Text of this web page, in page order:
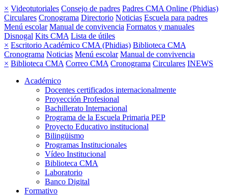
× Videotutoriales Consejo de padres Padres CMA Online (Phidias)
Circulares Cronograma Directorio Noticias Escuela para padres
Menú escolar Manual de convivencia Formatos y manuales
Disnogal Kits CMA Lista de útiles
× Escritorio Académico CMA (Phidias) Biblioteca CMA
Cronograma Noticias Menú escolar Manual de convivencia
× Biblioteca CMA Correo CMA Cronograma Circulares INEWS
Académico
Docentes certificados internacionalmente
Proyección Profesional
Bachillerato Internacional
Programa de la Escuela Primaria PEP
Proyecto Educativo institucional
Bilingüismo
Programas Institucionales
Vídeo Institucional
Biblioteca CMA
Laboratorio
Banco Digital
Formativo